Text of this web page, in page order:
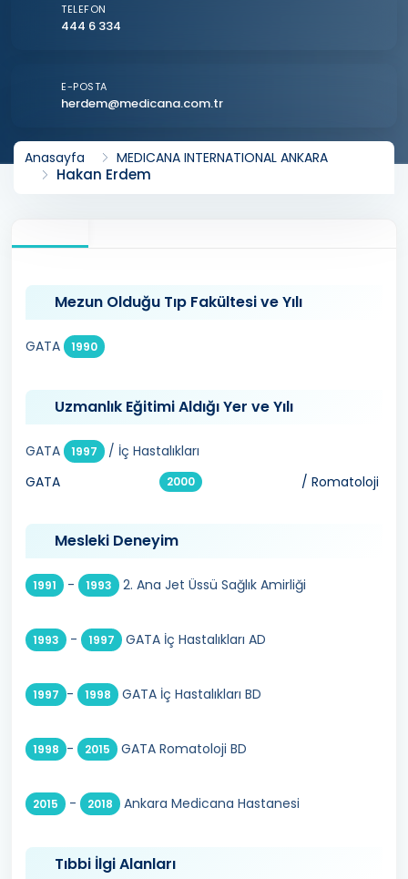
TELEFON
444 6 334
E-POSTA
herdem@medicana.com.tr
Anasayfa MEDICANA INTERNATIONAL ANKARA
Hakan Erdem
Mezun Olduğu Tıp Fakültesi ve Yılı
GATA 1990
Uzmanlık Eğitimi Aldığı Yer ve Yılı
GATA 1997
/ İç Hastalıkları
GATA
2000 / Romatoloji
Mesleki Deneyim
1991 - 1993 2. Ana Jet Üssü Sağlık Amirliği
1993 - 1997 GATA İç Hastalıkları AD
1997 - 1998 GATA İç Hastalıkları BD
1998 - 2015 GATA Romatoloji BD
2015 - 2018 Ankara Medicana Hastanesi
Tıbbi İlgi Alanları